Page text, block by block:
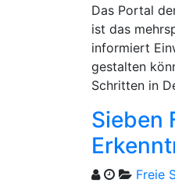
Das Portal
ist das
informiert
gestalten
Schritten in
Sieben
Freie